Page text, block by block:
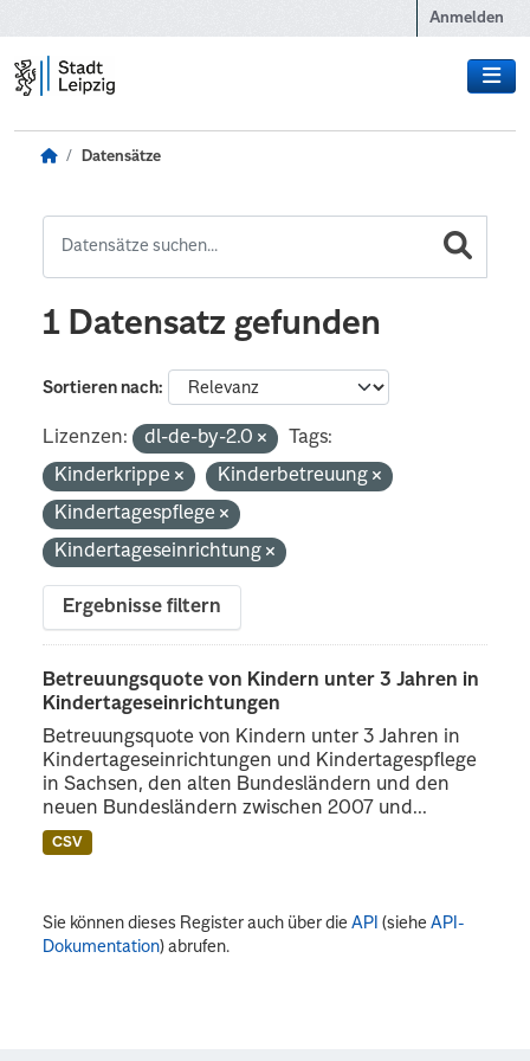
Anmelden
Datensätze
1 Datensatz gefunden
Sortieren nach
Lizenzen: dl-de-by-2.0
Tags:
Kinderkrippe
Kinderbetreuung
Kindertagespflege
Kindertageseinrichtung
Ergebnisse filtern
Betreuungsquote von Kindern unter 3 Jahren in
Kindertageseinrichtungen
Betreuungsquote von Kindern unter 3 Jahren in
Kindertageseinrichtungen und Kindertagespflege
in Sachsen, den alten Bundesländern und den
neuen Bundesländern zwischen 2007 und...
CSV
Sie können dieses Register auch über dieAPI (sieheAPI-
Dokumentation) abrufen.